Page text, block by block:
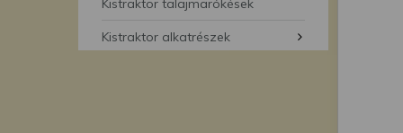
Kistraktor talajmarókések
Kistraktor alkatrészek